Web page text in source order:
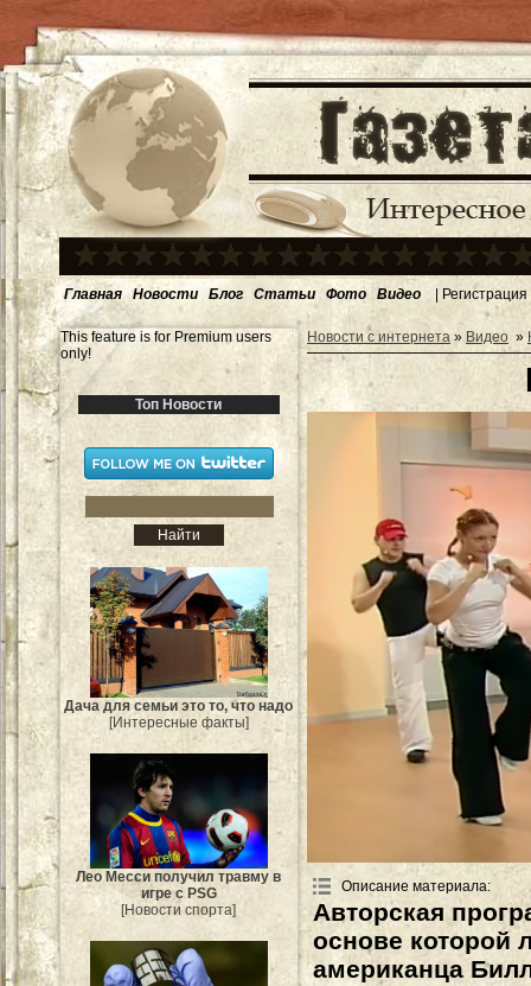
Главная Новости Блог Статьи Фото Видео | Регистрация
This feature is for Premium users
only!
Топ Новости
Дача для семьи это то, что надо
[Интересные факты]
Лео Месси получил травму в
игре с PSG
[Новости спорта]
Новости с интернета » Видео »
Описание материала:
Авторская
основе которой
американца